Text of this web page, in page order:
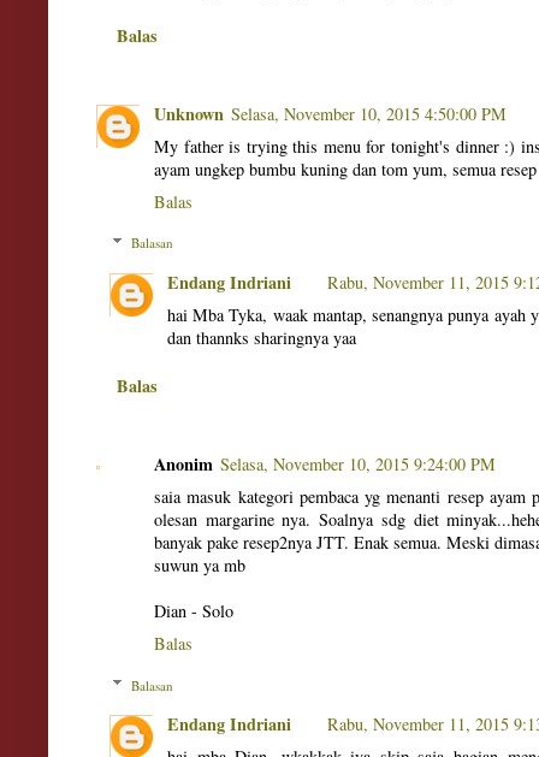
Balas
Unknown Selasa, November 10, 2015 4:50:00 PM
My father is trying this menu for tonight's dinner :)
ayam ungkep bumbu kuning dan tom yum, semua
Balas
Balasan
Endang Indriani
Rabu, November 11, 2015
hai Mba Tyka, waak mantap, senangnya punya ayah
dan thannks sharingnya yaa
Balas
Anonim Selasa, November 10, 2015 9:24:00 PM
saia masuk kategori pembaca yg menanti resep
olesan margarine nya. Soalnya sdg diet
banyak pake resep2nya JTT. Enak semua. Meski
suwun ya mb
Dian - Solo
Balas
Balasan
Endang Indriani
Rabu, November 11, 2015